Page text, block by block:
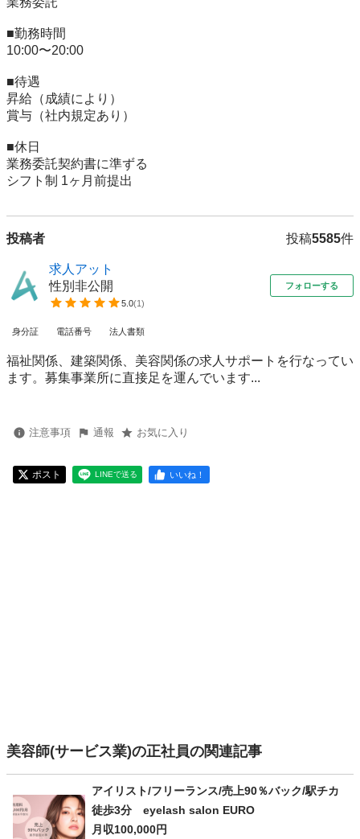
■勤務時間
10:00〜20:00
■待遇
昇給（成績により）
賞与（社内規定あり）
■休日
業務委託契約書に準ずる
シフト制 1ヶ月前提出
投稿者 投稿5585件
求人アット
性別非公開
5.0(1)
フォローする
身分証 電話番号 法人書類
福祉関係、建築関係、美容関係の求人サポートを行なってい
ます。募集事業所に直接足を運んでいます...
注意事項 通報 お気に入り
ポスト LINEで送る いいね！
美容師(サービス業)の正社員の関連記事
アイリスト/フリーランス/売上90％バック/駅チカ
徒歩3分 eyelash salon EURO
月収100,000円